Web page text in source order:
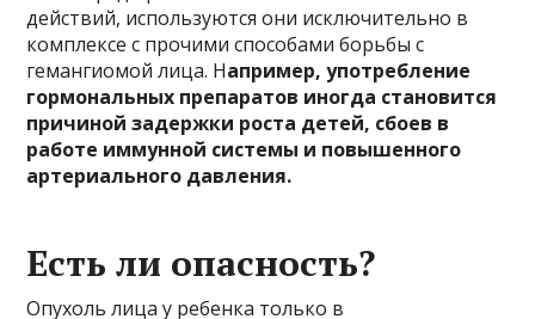
действий, используются они исключительно в
комплексе с прочими способами борьбы с
гемангиомой лица. Например, употребление
гормональных препаратов иногда становится
причиной задержки роста детей, сбоев в
работе иммунной системы и повышенного
артериального давления.
Есть ли опасность?
Опухоль лица у ребенка только в